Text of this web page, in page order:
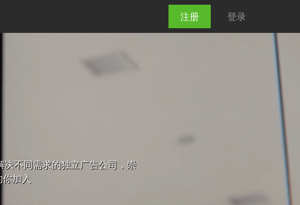
注册 登录
不同需求的独立广告公司，崇
加入